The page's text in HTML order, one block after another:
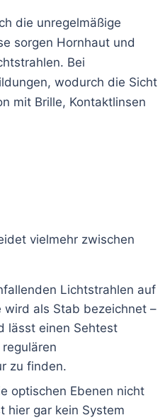
die unregelmäßige
sorgen Hornhaut und
Bei
wodurch die Sicht
mit Brille, Kontaktlinsen
vielmehr zwischen
Lichtstrahlen auf
wird als Stab bezeichnet –
lässt einen Sehtest
zu finden.
optischen Ebenen nicht
hier gar kein System